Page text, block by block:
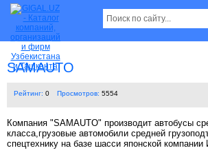
SAMAUTO
Рейтинг: 0 Просмотров: 5554
Компания "SAMAUTO" производит автобусы
класса,грузовые автомобили средней
спецтехнику на базе шасси японской компании